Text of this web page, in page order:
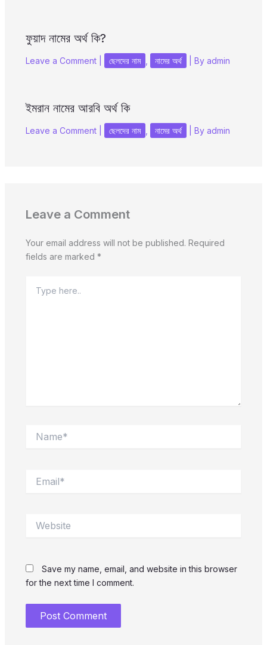
ফুয়াদ নামের অর্থ কি?
Leave a Comment ছেলদের নাম নামের অর্থ | By admin
ইমরান নামের আরবি অর্থ কি
Leave a Comment ছেলদের নাম নামের অর্থ | By admin
Leave a Comment
Your email address will not be published. Required
fields are marked *
here..
Save my name, email, and website in this browser
for the next time I comment.